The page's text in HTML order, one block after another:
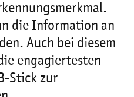
die Information an
Auch bei diesem
engagiertesten
Stick zur